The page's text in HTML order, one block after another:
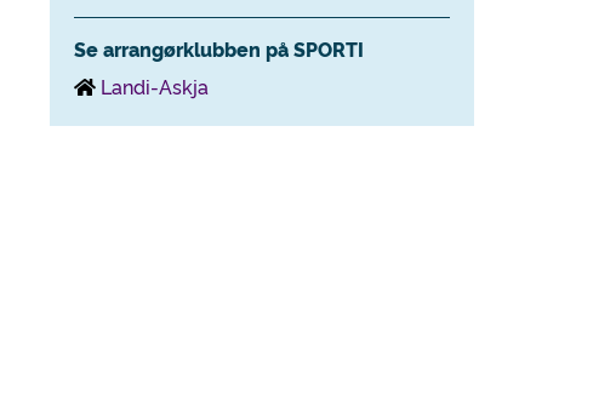
Se arrangørklubben på SPORTI
Landi-Askja